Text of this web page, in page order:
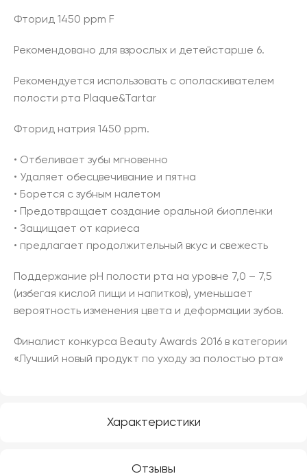
Характеристики
Отзывы
Фторид 1450 ppm F
Рекомендовано для взрослых и детейстарше 6.
Рекомендуется использовать с ополаскивателем
полости рта Plaque&Tartar
Фторид натрия 1450 ppm.
• Отбеливает зубы мгновенно
• Удаляет обесцвечивание и пятна
• Борется с зубным налетом
• Предотвращает создание оральной биопленки
• Защищает от кариеса
• предлагает продолжительный вкус и свежесть
Поддержание рН полости рта на уровне 7,0 – 7,5
(избегая кислой пищи и напитков), уменьшает
вероятность изменения цвета и деформации зубов.
Финалист конкурса Beauty Awards 2016 в категории
«Лучший новый продукт по уходу за полостью рта»